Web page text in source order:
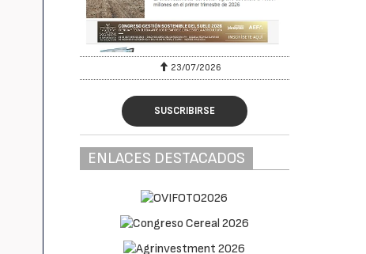
23/07/2026
SUSCRIBIRSE
ENLACES DESTACADOS